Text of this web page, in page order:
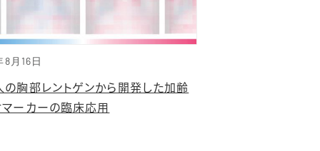
月16日
胸部レントゲンから開発した加齢
ーカーの臨床応用